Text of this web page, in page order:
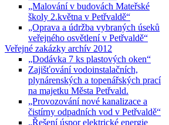
„Malování v budovách Mateřské
školy 2.května v Petřvaldě“
„Oprava a údržba vybraných úseků
veřejného osvětlení v Petřvaldě“
Veřejné zakázky archív 2012
„Dodávka 7 ks plastových oken“
Zajišťování vodoinstalačních,
plynárenských a topenářských prací
na majetku Města Petřvald.
„Provozování nové kanalizace a
čistírny odpadních vod v Petřvaldě“
„Řešení úspor elektrické energie